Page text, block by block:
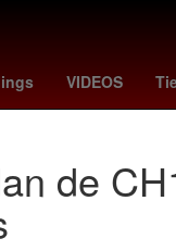
VIDEOS
Danna Paola lafc -
de